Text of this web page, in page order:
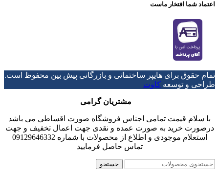
اعتماد شما افتخار ماست
تمام حقوق برای هایپر ساختمانی و بازرگانی پیش بین محفوظ است.
طراحی و توسعه کاوت
مشتریان گرامی
با سلام قیمت تمامی اجناس فروشگاه صورت اقساطی می باشد
درصورت خرید به صورت عمده و نقدی جهت اعمال تخفیف و جهت
استعلام موجودی و اطلاع از محصولات با شماره 09129646332
تماس حاصل فرمایید
جستجو